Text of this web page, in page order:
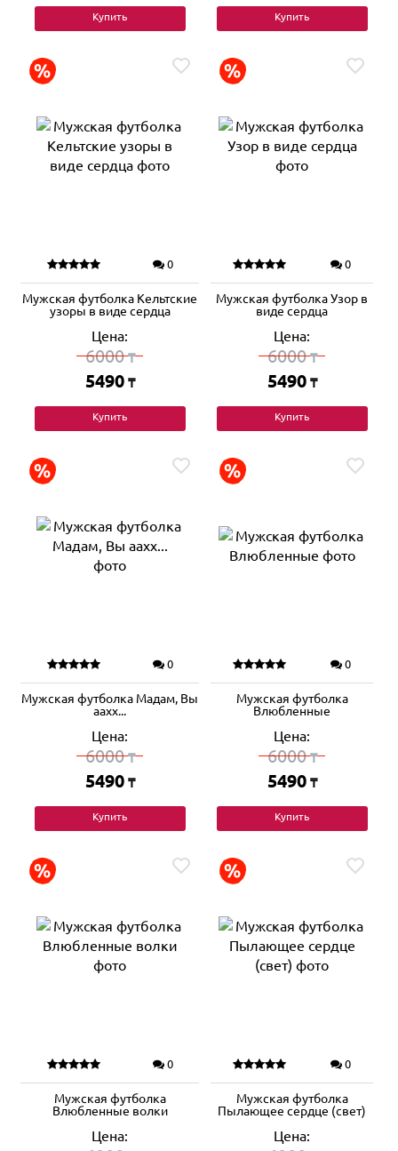
Купить Купить
0
Мужская футболка Кельтские
узоры в виде сердца
Цена:
6000₸
5490 ₸
Купить
0
Мужская футболка Узор в
виде сердца
Цена:
6000₸
5490 ₸
Купить
0
Мужская футболка Мадам, Вы
аахх...
Цена:
6000₸
5490 ₸
Купить
0
Мужская футболка
Влюбленные
Цена:
6000₸
5490 ₸
Купить
0
Мужская футболка
Влюбленные волки
Цена:
0
Мужская футболка
Пылающее сердце (свет)
Цена: